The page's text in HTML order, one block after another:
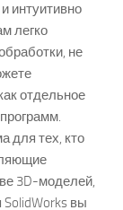
интуитивно
легко
не
отдельное
для тех, кто
3D-моделей,
SolidWorks вы